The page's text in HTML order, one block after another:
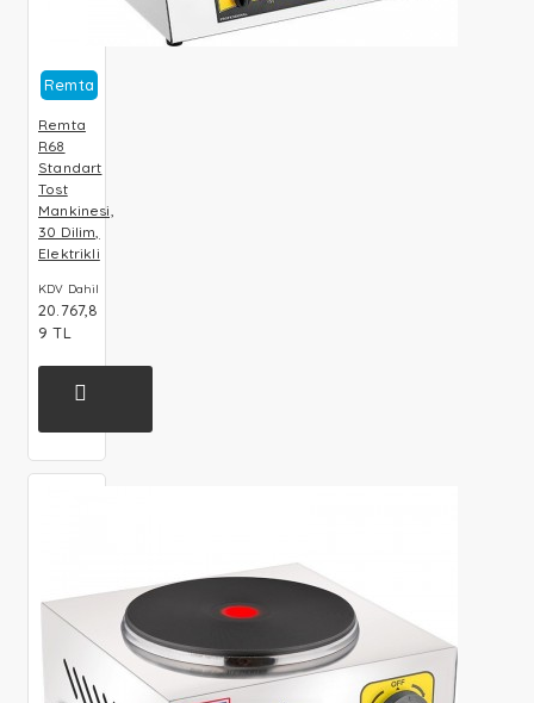
Remta
Remta
R68
Standart
Tost
Mankinesi,
30 Dilim,
Elektrikli
KDV Dahil
20.767,8
9 TL